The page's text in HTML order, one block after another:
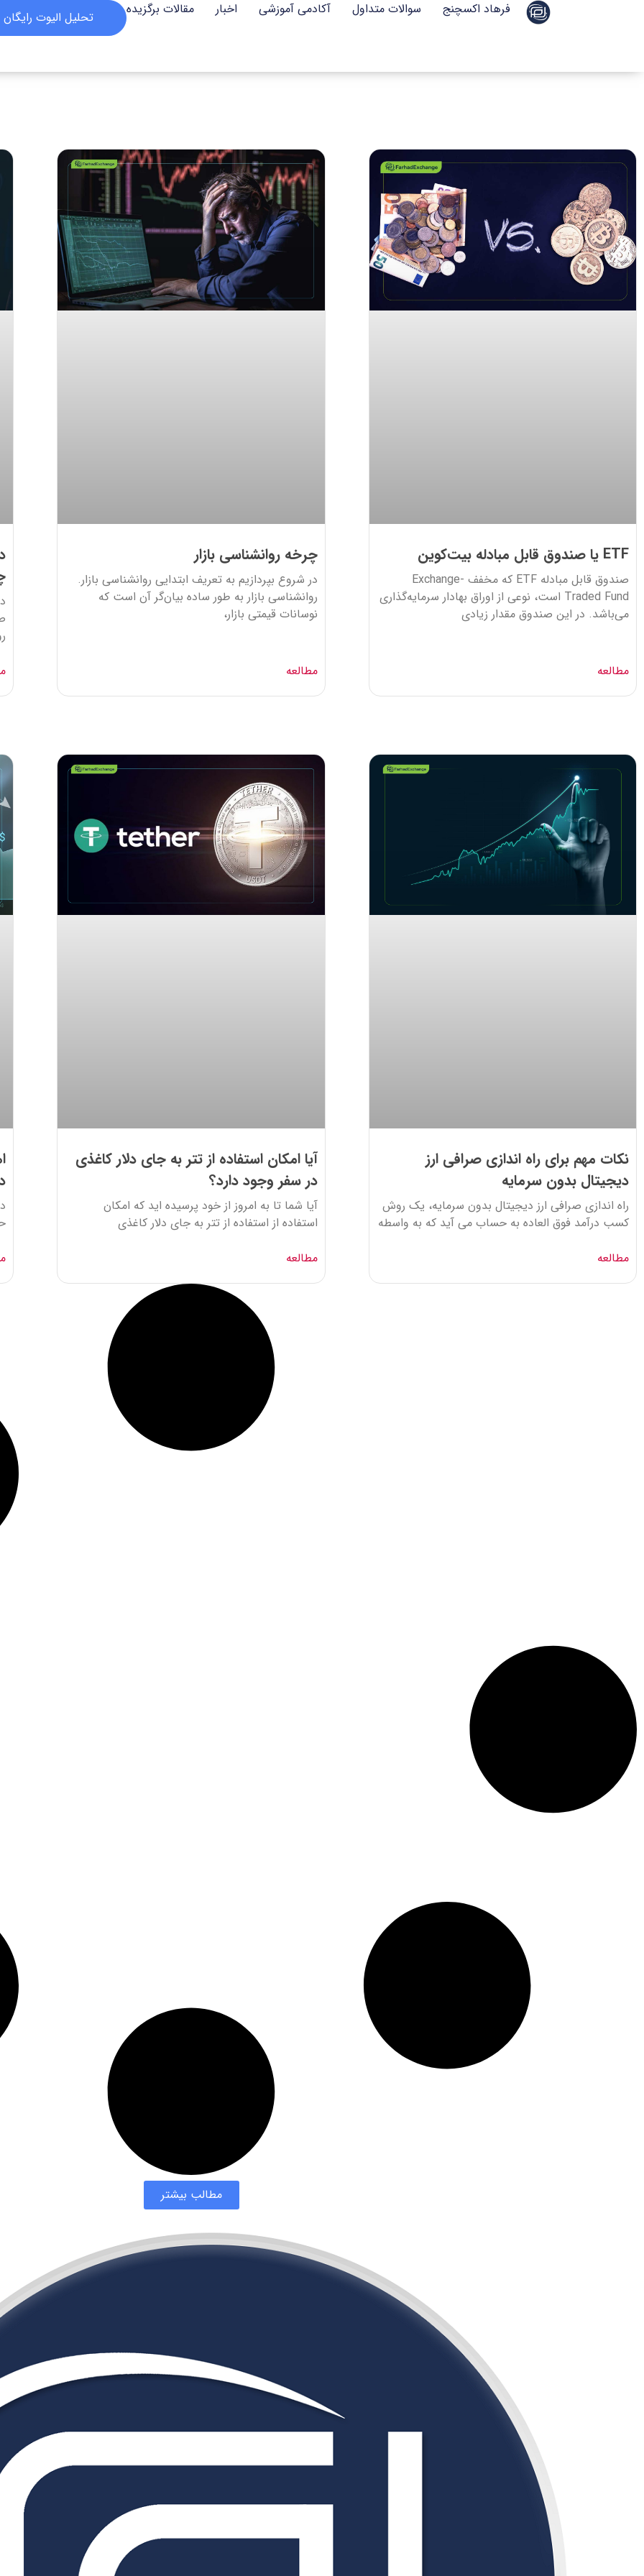
فرهاد اکسچنج سوالات متداول آکادمی آموزشی اخبار مقالات برگزیده تحلیل الیوت رایگان
ETF یا صندوق قابل مبادله بیت‌کوین
صندوق قابل مبادله ETF که مخفف Exchange-
Traded Fund است، نوعی از اوراق بهادار سرمایه‌گذاری
می‌باشد. در این صندوق مقدار زیادی
مطالعه
چرخه روانشناسی بازار
در شروع بپردازیم به تعریف ابتدایی روانشناسی بازار.
روانشناسی بازار به طور ساده بیان‌گر آن است که
نوسانات قیمتی بازار،
مطالعه
نکات مهم برای راه اندازی صرافی ارز
دیجیتال بدون سرمایه
راه اندازی صرافی ارز دیجیتال بدون سرمایه، یک روش
کسب درآمد فوق العاده به حساب می آید که به واسطه
مطالعه
آیا امکان استفاده از تتر به جای دلار کاغذی
در سفر وجود دارد؟
آیا شما تا به امروز از خود پرسیده اید که امکان
استفاده از استفاده از تتر به جای دلار کاغذی
مطالعه
مطالب بیشتر